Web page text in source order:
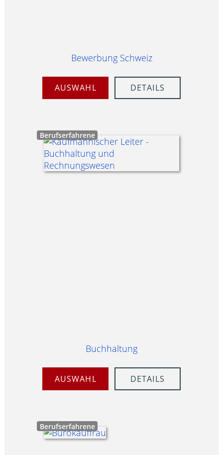
Bewerbung Schweiz
AUSWAHL DETAILS
Berufserfahrene
Buchhaltung
AUSWAHL DETAILS
Berufserfahrene